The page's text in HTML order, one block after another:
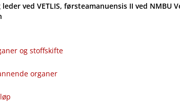
ved VETLIS, førsteamanuensis II ved NMBU
og stoffskifte
organer